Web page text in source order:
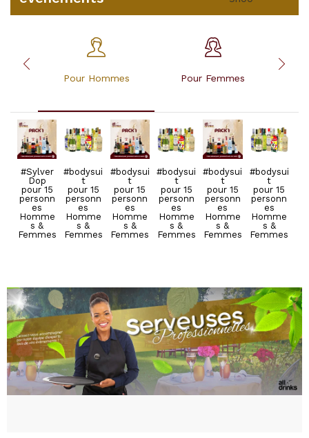
Pour Hommes Pour Femmes
#Sylver
Dop
pour 15
personn
es
Homme
s &
Femmes
#bodysui
t
pour 15
personn
es
Homme
s &
Femmes
#bodysui
t
pour 15
personn
es
Homme
s &
Femmes
#bodysui
t
pour 15
personn
es
Homme
s &
Femmes
#bodysui
t
pour 15
personn
es
Homme
s &
Femmes
#bodysui
t
pour 15
personn
es
Homme
s &
Femmes
#SylverD
op
pour 15
personn
es
Homme
s &
Femmes
#SylverD
op
pour 15
personn
es
Homme
s &
Femmes
#SylverD
op
pour 15
personn
es
Homme
s &
Femmes
#SylverD
op
pour 15
personn
es
Homme
s &
Femmes
#SylverD
op
pour 15
personn
es
Homme
s &
Femmes
#SylverD
op
pour 15
personn
es
Homme
s &
Femmes